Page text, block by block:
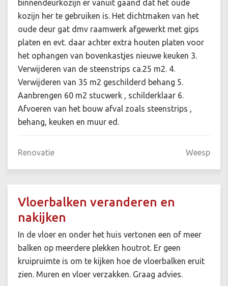
binnendeurkozijn er vanuit gaand dat het oude
kozijn her te gebruiken is. Het dichtmaken van het
oude deur gat dmv raamwerk afgewerkt met gips
platen en evt. daar achter extra houten platen voor
het ophangen van bovenkastjes nieuwe keuken 3.
Verwijderen van de steenstrips ca.25 m2. 4.
Verwijderen van 35 m2 geschilderd behang 5.
Aanbrengen 60 m2 stucwerk , schilderklaar 6.
Afvoeren van het bouw afval zoals steenstrips ,
behang, keuken en muur ed.
Renovatie Weesp
Vloerbalken veranderen en
nakijken
In de vloer en onder het huis vertonen een of meer
balken op meerdere plekken houtrot. Er geen
kruipruimte is om te kijken hoe de vloerbalken eruit
zien. Muren en vloer verzakken. Graag advies.